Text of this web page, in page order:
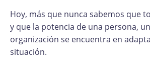
Hoy, más que nunca sabemos que
y que la potencia de una persona,
organización se encuentra en
situación.